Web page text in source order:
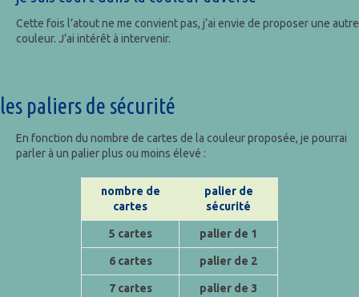
Cette fois l’atout ne me convient pas, j’ai envie de proposer une autre
couleur. J’ai intérêt à intervenir.
les paliers de sécurité
En fonction du nombre de cartes de la couleur proposée, je pourrai
parler à un palier plus ou moins élevé :
nombre de
cartes
palier de
sécurité
5 cartes palier de 1
6cartes palier de 2
7cartes palier de 3